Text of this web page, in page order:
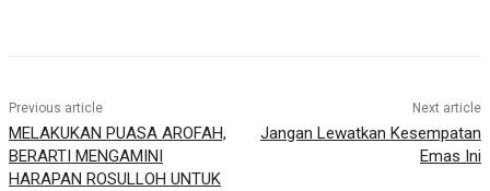
Previous article
MELAKUKAN PUASA AROFAH,
BERARTI MENGAMINI
HARAPAN ROSULLOH UNTUK
Next article
Jangan Lewatkan Kesempatan
Emas Ini